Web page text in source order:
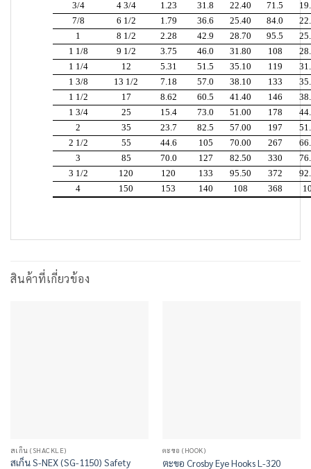
3/4
4 3/4 1.23 31.8 22.40 71.5
7/8
6 1/2 1.79 36.6 25.40 84.0
1
8 1/2 2.28 42.9 28.70 95.5
1 1/8
9 1/2 3.75 46.0 31.80 108
1 1/4
12 5.31 51.5 35.10 119
1 3/8
13 1/2 7.18 57.0 38.10 133
1 1/2
17 8.62 60.5 41.40 146
1 3/4
25 15.4 73.0 51.00 178
2
35 23.7 82.5 57.00 197
2 1/2
55 44.6 105 70.00 267
3
85 70.0 127 82.50 330
3 1/2
120 120 133 95.50 372
4
150 153 140 108 368
สินค้าที่เกี่ยวข้อง
สเก็น (SHACKLE)
สเก็น S-NEX (SG-1150) Safety
ตะขอ (HOOK)
ตะขอ Crosby Eye Hooks L-320